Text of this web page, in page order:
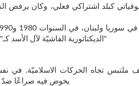
كبلد اشتراكي فعلي، وكان يرفض
الديكتاتورية الفاشيّة لآل الأسد كـ"حليف ضدّ الامبرياليّة"
ملتبس تجاه الحركات الاسلاميّة. في
يخوض فيه صراعًا ضدّ